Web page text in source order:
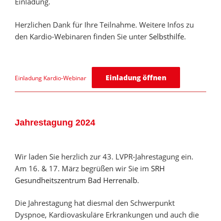
Herzlichen Dank für Ihre Teilnahme. Weitere Infos zu
den Kardio-Webinaren finden Sie unter Selbsthilfe.
Einladung Kardio-Webinar Einladung öffnen
Jahrestagung 2024
Wir laden Sie herzlich zur 43. LVPR-Jahrestagung ein.
Am 16. & 17. März begrüßen wir Sie im SRH
Gesundheitszentrum Bad Herrenalb.
Die Jahrestagung hat diesmal den Schwerpunkt
Dyspnoe, Kardiovaskuläre Erkrankungen und auch die